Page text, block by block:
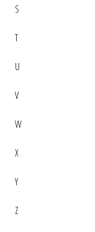
S
T
U
V
W
X
Y
Z